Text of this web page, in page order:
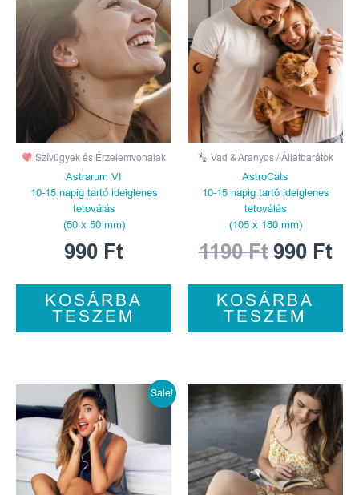
Szívügyek és Érzelemvonalak
Astrarum VI
10-15 napig tartó ideiglenes
tetoválás
(50 x 50 mm)
990 Ft
KOSÁRBA
TESZEM
Vad & Aranyos / Állatbarátok
AstroCats
10-15 napig tartó ideiglenes
tetoválás
(105 x 180 mm)
1190Ft
was:
1190 Ft.
990 Ft
KOSÁRBA
TESZEM
Sale!
Original
price
was:
1190 Ft.
Current
price
is:
990 Ft.